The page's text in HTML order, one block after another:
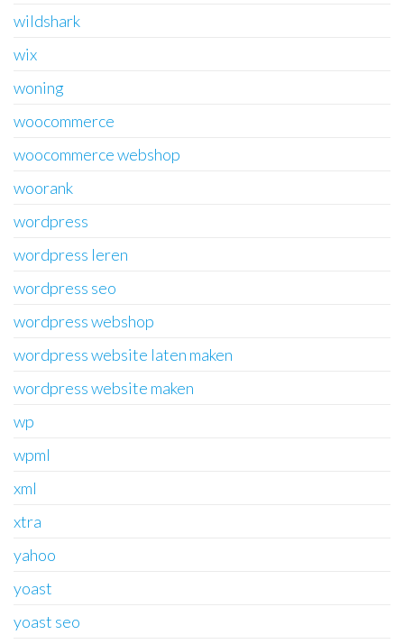
wildshark
wix
woning
woocommerce
woocommerce webshop
woorank
wordpress
wordpress leren
wordpress seo
wordpress webshop
wordpress website laten maken
wordpress website maken
wp
wpml
xml
xtra
yahoo
yoast
yoast seo